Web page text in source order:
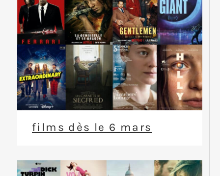
films dès le 6 mars